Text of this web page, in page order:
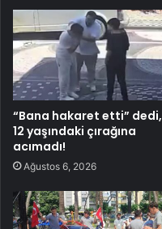
“Bana hakaret etti” dedi,
12 yaşındaki çırağına
acımadı!
Ağustos 6, 2026